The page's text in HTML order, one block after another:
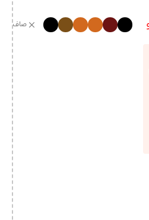
صاف